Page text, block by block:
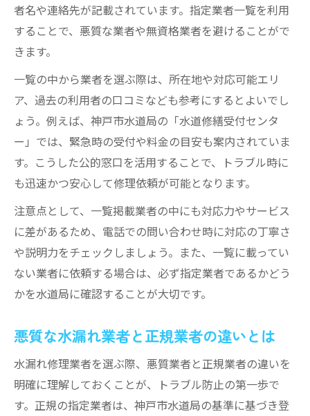
者名や連絡先が記載されています。指定業者一覧を利用
することで、悪質な業者や無資格業者を避けることがで
きます。
一覧の中から業者を選ぶ際は、所在地や対応可能エリ
ア、過去の利用者の口コミなども参考にするとよいでし
ょう。例えば、神戸市水道局の「水道修繕受付センタ
ー」では、緊急時の受付や料金の目安も案内されていま
す。こうした公的窓口を活用することで、トラブル時に
も迅速かつ安心して修理依頼が可能となります。
注意点として、一覧掲載業者の中にも対応力やサービス
に差があるため、電話での問い合わせ時に対応の丁寧さ
や説明力をチェックしましょう。また、一覧に載ってい
ない業者に依頼する場合は、必ず指定業者であるかどう
かを水道局に確認することが大切です。
悪質な水漏れ業者と正規業者の違いとは
水漏れ修理業者を選ぶ際、悪質業者と正規業者の違いを
明確に理解しておくことが、トラブル防止の第一歩で
す。正規の指定業者は、神戸市水道局の基準に基づき登